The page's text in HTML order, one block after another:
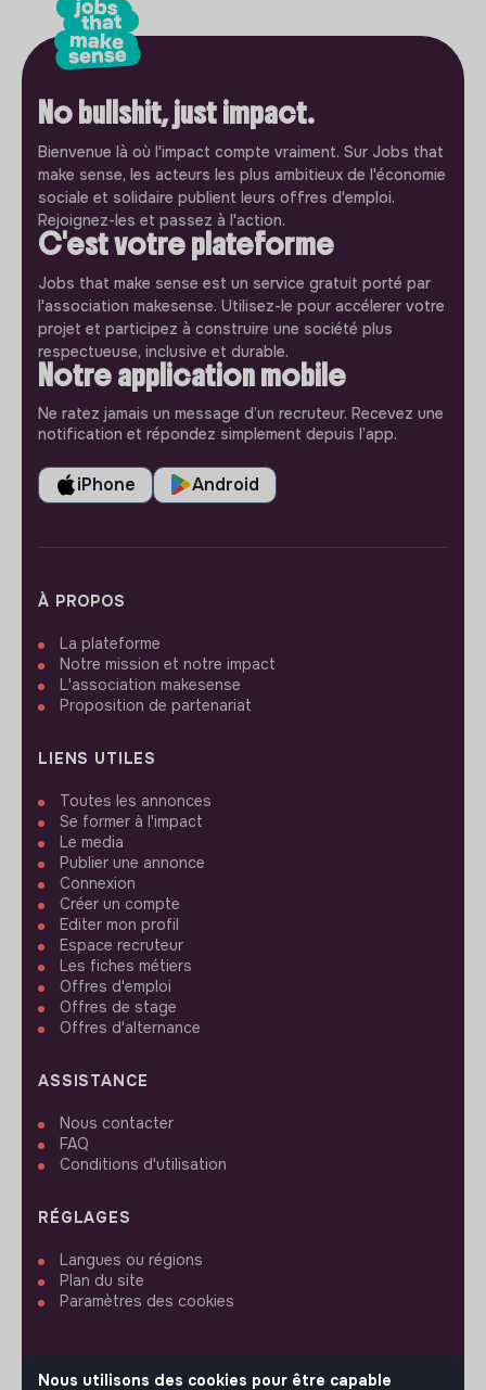
No bullshit, just impact.
Bienvenue là où l'impact compte vraiment. Sur Jobs that
make sense, les acteurs les plus ambitieux de l'économie
sociale et solidaire publient leurs offres d'emploi.
Rejoignez-les et passez à l'action.
C'est votre plateforme
Jobs that make sense est un service gratuit porté par
l'association makesense. Utilisez-le pour accélerer votre
projet et participez à construire une société plus
respectueuse, inclusive et durable.
Notre application mobile
Ne ratez jamais un message d’un recruteur. Recevez une
notification et répondez simplement depuis l’app.
iPhone Android
À PROPOS
La plateforme
Notre mission et notre impact
L'association makesense
Proposition de partenariat
LIENS UTILES
Toutes les annonces
Se former à l'impact
Le media
Publier une annonce
Connexion
Créer un compte
Editer mon profil
Espace recruteur
Les fiches métiers
Offres d'emploi
Offres de stage
Offres d'alternance
ASSISTANCE
Nous contacter
FAQ
Conditions d'utilisation
RÉGLAGES
Langues ou régions
Plan du site
Paramètres des cookies
Nous utilisons des cookies pour être capable